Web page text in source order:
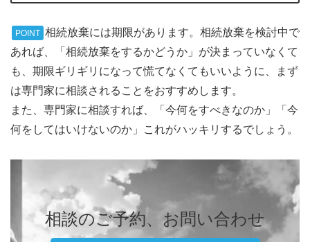
POINT 相続放棄には期限があります。相続放棄を検討中で
あれば、「相続放棄をするかどうか」が決まっていなくて
も、期限ギリギリになって慌てなくてもいいように、まず
は専門家に相談されることをおすすめします。
また、専門家に相談すれば、「今何をすべきなのか」「今
何をしてはいけないのか」これがハッキリするでしょう。
相談のご予約、お問い合わせ